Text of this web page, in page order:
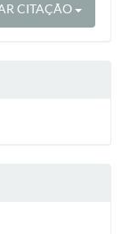
CITAÇÃO